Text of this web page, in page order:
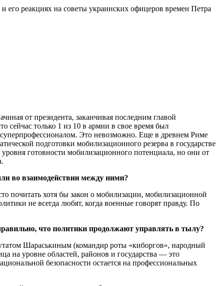
реакциях на советы украинских офицеров времен Петра
от президента, заканчивая последним главой
только 1 из 10 в армии в свое время был
Это невозможно. Еще в древнем Риме
подготовки мобилизационного резерва в государстве
готовности мобилизационного потенциала, но они от
во взаимодействии между ними?
почитать хотя бы закон о мобилизации, мобилизационной
не всегда любят, когда военные говорят правду. По
что политики продолжают управлять в тылу?
Шараськиным (командир роты «киборгов», народный
на уровне областей, районов и государства — это
безопасности остается на профессиональных